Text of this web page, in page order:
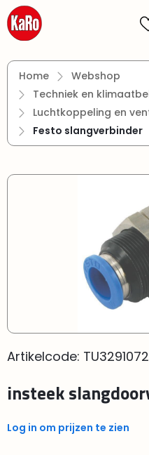
Ga naar de hoofdinhoud
Home
Webshop
Techniek en
Luchtkoppeling en
Festo slangverbinder
Afbeeldingengalerij
Artikelcode: TU3291072
insteek
Log in om prijzen te zien